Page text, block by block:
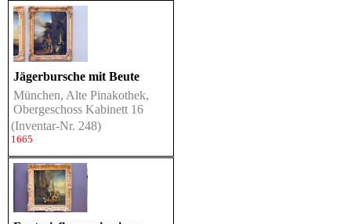
Jägerbursche mit Beute
München, Alte Pinakothek,
Obergeschoss Kabinett 16
(Inventar-Nr. 248)
1665